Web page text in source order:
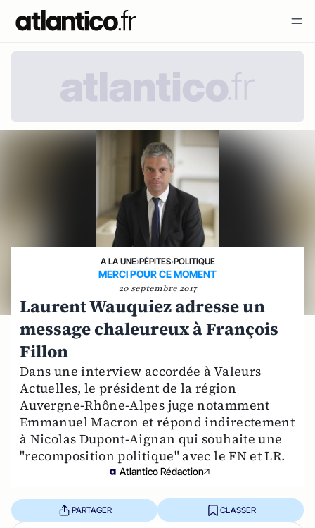
A LA UNE›PÉPITES›POLITIQUE
MERCI POUR CE MOMENT
20 septembre 2017
Laurent Wauquiez adresse un
message chaleureux à François
Fillon
Dans une interview accordée à Valeurs
Actuelles, le président de la région
Auvergne-Rhône-Alpes juge notamment
Emmanuel Macron et répond indirectement
à Nicolas Dupont-Aignan qui souhaite une
"recomposition politique" avec le FN et LR.
Atlantico Rédaction
PARTAGER CLASSER